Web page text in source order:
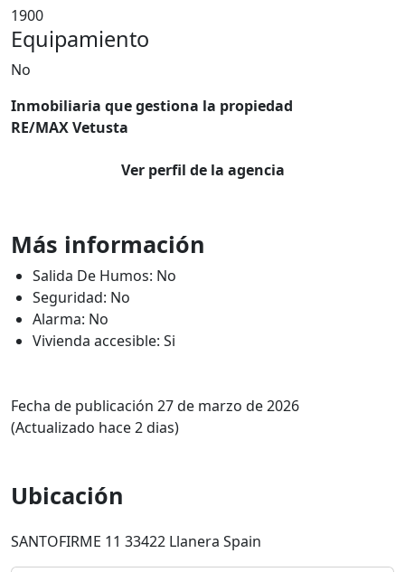
1900
Equipamiento
No
Inmobiliaria que gestiona la propiedad
RE/MAX Vetusta
Ver perfil de la agencia
Más información
Salida De Humos: No
Seguridad: No
Alarma: No
Vivienda accesible: Si
Fecha de publicación 27 de marzo de 2026
(Actualizado hace 2 dias)
Ubicación
SANTOFIRME 11 33422 Llanera Spain